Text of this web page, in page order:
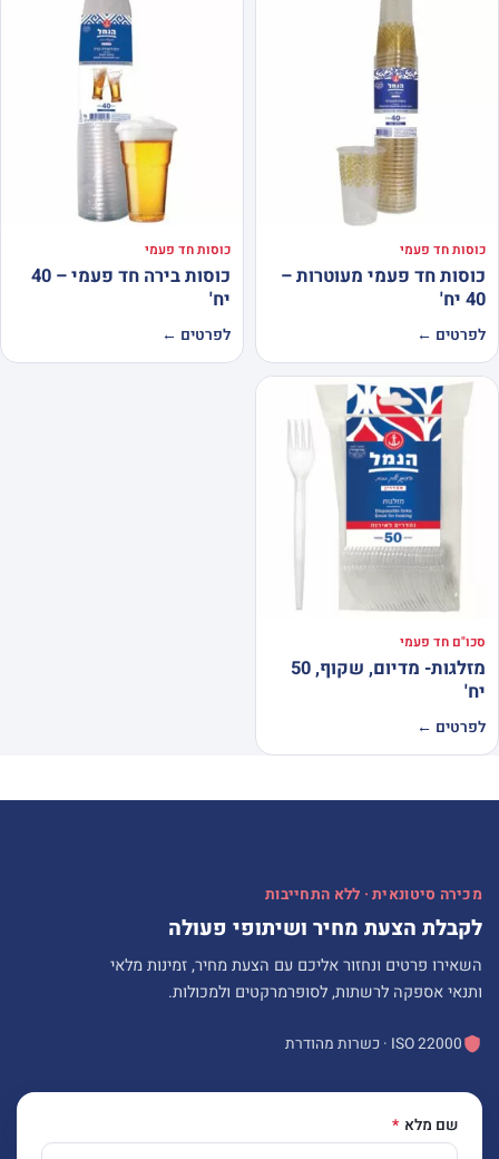
כוסות חד פעמי
כוסות חד פעמי מעוטרות –
40 יח'
לפרטים ←
כוסות חד פעמי
כוסות בירה חד פעמי – 40
יח'
לפרטים ←
סכו"ם חד פעמי
מזלגות- מדיום, שקוף, 50
יח'
לפרטים ←
מכירה סיטונאית · ללא התחייבות
לקבלת הצעת מחיר ושיתופי פעולה
השאירו פרטים ונחזור אליכם עם הצעת מחיר, זמינות מלאי
ותנאי אספקה לרשתות, לסופרמרקטים ולמכולות.
ISO 22000 · כשרות מהודרת
שם מלא